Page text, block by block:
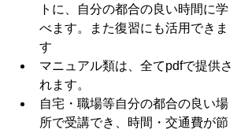
トに、自分の都合の良い時間に学
べます。また復習にも活用できま
す
マニュアル類は、全てpdfで提供さ
れます。
自宅・職場等自分の都合の良い場
所で受講でき、時間・交通費が節